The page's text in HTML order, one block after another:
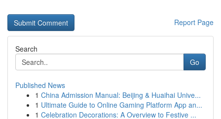
Report Page
Search
Go
Published News
1 China Admission Manual: Beijing & Huaihai Unive...
1 Ultimate Guide to Online Gaming Platform App an...
1 Celebration Decorations: A Overview to Festive ...